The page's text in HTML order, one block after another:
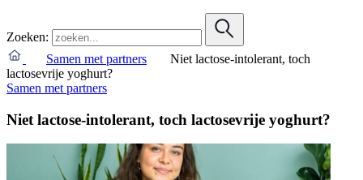
Zoeken:
Samen met partners
Niet lactose-intolerant, toch
lactosevrije yoghurt?
Samen met partners
Niet lactose-intolerant, toch lactosevrije yoghurt?